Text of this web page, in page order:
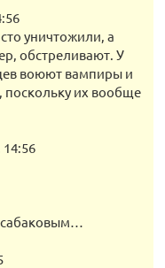
уничтожили, а
обстреливают. У
воюют вампиры и
их вообще
сабаковым…